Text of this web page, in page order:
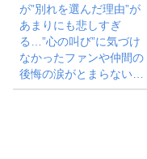
が”別れを選んだ理由”が
あまりにも悲しすぎ
る…”心の叫び”に気づけ
なかったファンや仲間の
後悔の涙がとまらない…